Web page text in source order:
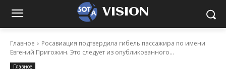
VISION
Главное
Росавиация подтвердила гибель пассажира по имени
Евгений Пригожин. Это следует из опубликованного...
Главное